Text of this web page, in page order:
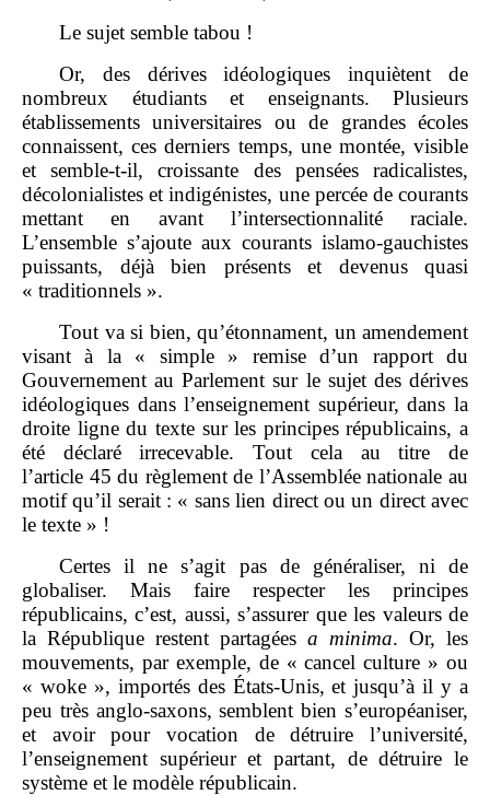
Le sujet semble tabou !
Or, des dérives idéologiques inquiètent de
nombreux étudiants et enseignants. Plusieurs
établissements universitaires ou de grandes écoles
connaissent, ces derniers temps, une montée, visible
et semble‑t‑il, croissante des pensées radicalistes,
décolonialistes et indigénistes, une percée de courants
mettant en avant l’intersectionnalité raciale.
L’ensemble s’ajoute aux courants islamo‑gauchistes
puissants, déjà bien présents et devenus quasi
« traditionnels ».
Tout va si bien, qu’étonnament, un amendement
visant à la « simple » remise d’un rapport du
Gouvernement au Parlement sur le sujet des dérives
idéologiques dans l’enseignement supérieur, dans la
droite ligne du texte sur les principes républicains, a
été déclaré irrecevable. Tout cela au titre de
l’article 45 du règlement de l’Assemblée nationale au
motif qu’il serait : « sans lien direct ou un direct avec
le texte » !
Certes il ne s’agit pas de généraliser, ni de
globaliser. Mais faire respecter les principes
républicains, c’est, aussi, s’assurer que les valeurs de
la République restent partagées a minima. Or, les
mouvements, par exemple, de « cancel culture » ou
« woke », importés des États‑Unis, et jusqu’à il y a
peu très anglo‑saxons, semblent bien s’européaniser,
et avoir pour vocation de détruire l’université,
l’enseignement supérieur et partant, de détruire le
système et le modèle républicain.